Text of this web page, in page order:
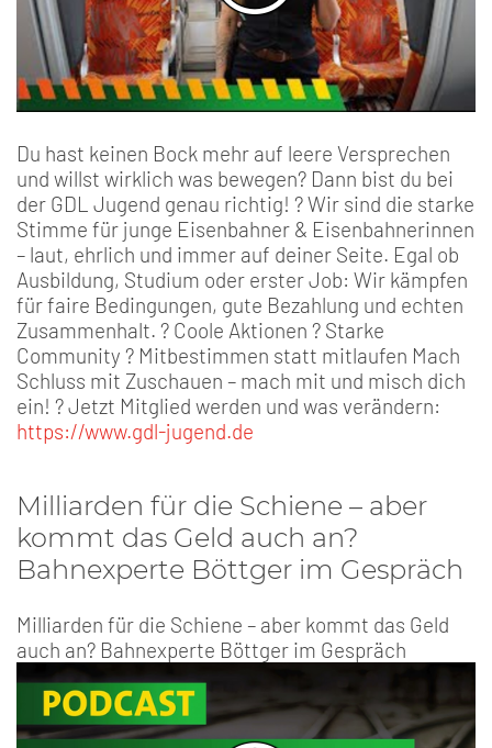
Du hast keinen Bock mehr auf leere Versprechen
und willst wirklich was bewegen? Dann bist du bei
der GDL Jugend genau richtig! ? Wir sind die starke
Stimme für junge Eisenbahner & Eisenbahnerinnen
– laut, ehrlich und immer auf deiner Seite. Egal ob
Ausbildung, Studium oder erster Job: Wir kämpfen
für faire Bedingungen, gute Bezahlung und echten
Zusammenhalt. ? Coole Aktionen ? Starke
Community ? Mitbestimmen statt mitlaufen Mach
Schluss mit Zuschauen – mach mit und misch dich
ein! ? Jetzt Mitglied werden und was verändern:
https://www.gdl-jugend.de
Milliarden für die Schiene – aber
kommt das Geld auch an?
Bahnexperte Böttger im Gespräch
Milliarden für die Schiene – aber kommt das Geld
auch an? Bahnexperte Böttger im Gespräch